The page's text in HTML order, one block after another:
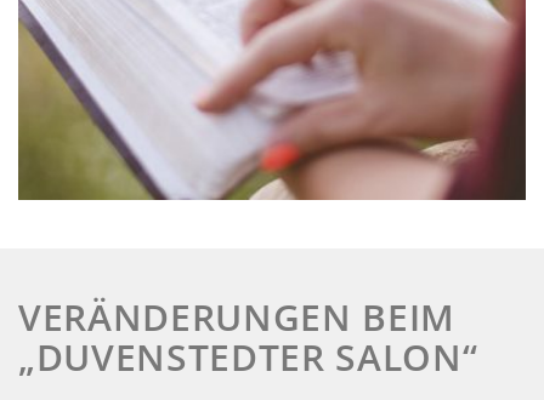
VERÄNDERUNGEN BEIM
„DUVENSTEDTER SALON“